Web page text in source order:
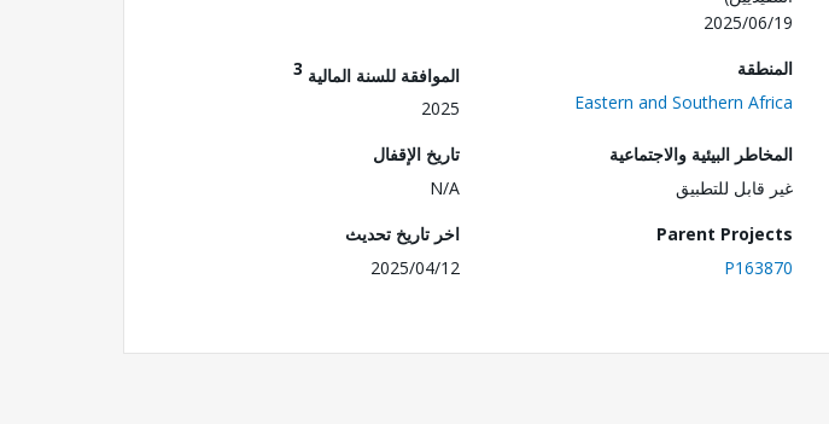
2025/06/19
المنطقة
Eastern and Southern Africa
الموافقة للسنة المالية 3
2025
المخاطر البيئية والاجتماعية
غير قابل للتطبيق
تاريخ الإقفال
N/A
Parent Projects
P163870
اخر تاريخ تحديث
2025/04/12